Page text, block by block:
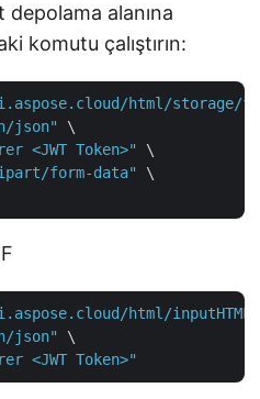
depolama alanına
komutu çalıştırın:
html/storage/
json"
\
<JWT Token>"
\
form-data"
\
html/
json"
\
<JWT Token>"